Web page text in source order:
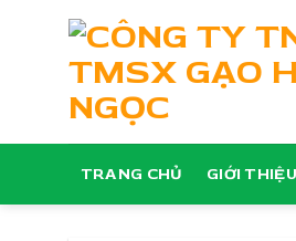
TRANG CHỦ GIỚI THIỆU